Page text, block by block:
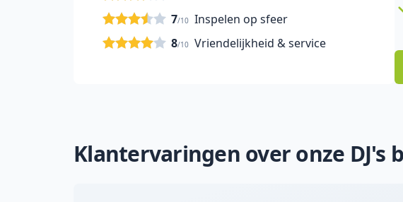
Inspelen op sfeer
7/10
Vriendelijkheid & service
8/10
Klantervaringen over onze DJ's